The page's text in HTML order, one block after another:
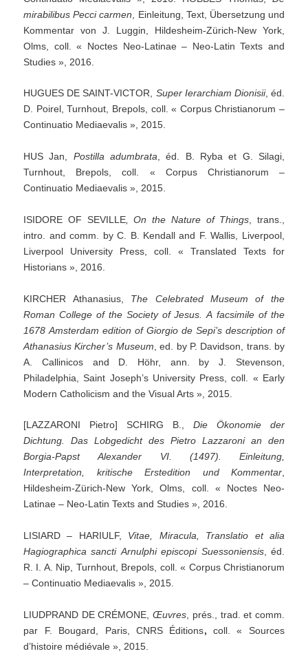
mirabilibus Pecci carmen , Einleitung, Text, Übersetzung und
Kommentar von J. Luggin, Hildesheim-Zürich-New York,
Olms, coll. « Noctes Neo-Latinae – Neo-Latin Texts and
Studies », 2016.
HUGUES DE SAINT-VICTOR, Super Ierarchiam Dionisii, éd.
D. Poirel, Turnhout, Brepols, coll. « Corpus Christianorum –
Continuatio Mediaevalis », 2015.
HUS Jan, Postilla adumbrata , éd. B. Ryba et G. Silagi,
Turnhout, Brepols, coll. « Corpus Christianorum –
Continuatio Mediaevalis », 2015.
ISIDORE OF SEVILLE, On the Nature of Things , trans.,
intro. and comm. by C. B. Kendall and F. Wallis, Liverpool,
Liverpool University Press, coll. « Translated Texts for
Historians », 2016.
KIRCHER Athanasius, The Celebrated Museum of
the
Roman College of the Society of Jesus. A facsimile of the
1678 Amsterdam edition of Giorgio de Sepi’s description of
Athanasius Kircher’s Museum , ed. by P. Davidson, trans. by
A. Callinicos and D. Höhr, ann. by J. Stevenson,
Philadelphia, Saint Joseph’s University Press, coll. « Early
Modern Catholicism and the Visual Arts », 2015.
[LAZZARONI Pietro] SCHIRG B., Die Ökonomie
der
Dichtung.
Das Lobgedicht des Pietro Lazzaroni an
den
Borgia-Papst
Alexander VI. (1497).
Einleitung,
Interpretation,
kritische Erstedition und Kommentar,
Hildesheim-Zürich-New York, Olms, coll. « Noctes Neo-
Latinae – Neo-Latin Texts and Studies », 2016.
LISIARD – HARIULF, Vitae, Miracula, Translatio et alia
Hagiographica sancti Arnulphi episcopi Suessoniensis, éd.
R. I. A. Nip, Turnhout, Brepols, coll. « Corpus Christianorum
– Continuatio Mediaevalis », 2015.
LIUDPRAND DE CRÉMONE,Œuvres , prés., trad. et comm.
par F. Bougard, Paris, CNRS Éditions, coll. « Sources
d’histoire médiévale », 2015.